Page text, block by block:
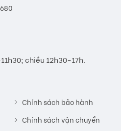
chiều 12h30-17h.
Chính sách bảo hành
Chính sách vận chuyển